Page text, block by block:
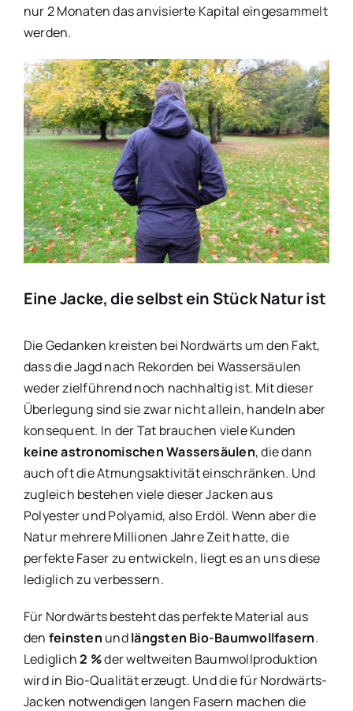
nur 2 Monaten das anvisierte Kapital eingesammelt
werden.
Eine Jacke, die selbst ein Stück Natur ist
Die Gedanken kreisten bei Nordwärts um den Fakt,
dass die Jagd nach Rekorden bei Wassersäulen
weder zielführend noch nachhaltig ist. Mit dieser
Überlegung sind sie zwar nicht allein, handeln aber
konsequent. In der Tat brauchen viele Kunden
keine astronomischen Wassersäulen, die dann
auch oft die Atmungsaktivität einschränken. Und
zugleich bestehen viele dieser Jacken aus
Polyester und Polyamid, also Erdöl. Wenn aber die
Natur mehrere Millionen Jahre Zeit hatte, die
perfekte Faser zu entwickeln, liegt es an uns diese
lediglich zu verbessern.
Für Nordwärts besteht das perfekte Material aus
den feinsten undlängsten Bio-Baumwollfasern.
Lediglich2 %der weltweiten Baumwollproduktion
wird in Bio-Qualität erzeugt. Und die für Nordwärts-
Jacken notwendigen langen Fasern machen die